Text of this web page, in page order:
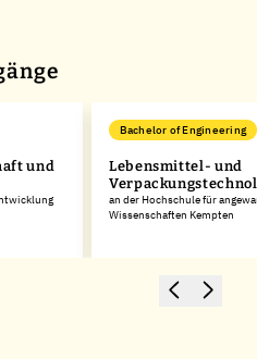
und
Bachelor of Engineering
Lebensmittel- und
an der Hochschule für
Wissenschaften Kempten